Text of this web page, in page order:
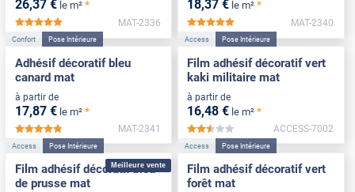
26,37 € le m² *
*****
MAT-2336
18,37 € le m² *
MAT-2340
Confort Pose Intérieure
Adhésif décoratif bleu
canard mat
à partir de
17,87 € le m² *
*****
MAT-2341
Access Pose Intérieure
Film adhésif décoratif vert
kaki militaire mat
à partir de
16,48 € le m² *
*****
ACCESS-7002
Meilleure vente
Access Pose Intérieure
Film adhésif décoratif bleu
de prusse mat
Access Pose Intérieure
Film adhésif décoratif vert
forêt mat